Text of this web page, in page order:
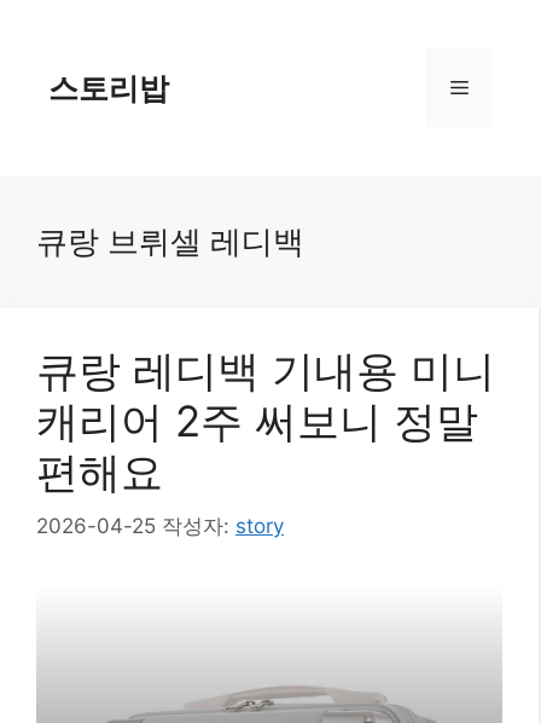
스토리밥 메
큐랑 브뤼셀 레디백
큐랑 레디백 기내용 미니
캐리어 2주 써보니 정말
편해요
2026-04-25 작성자: story